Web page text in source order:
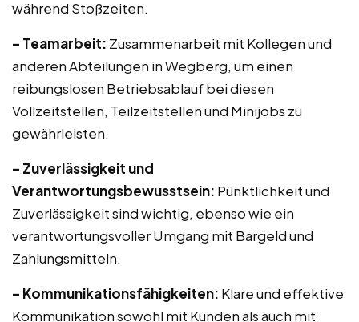
während Stoßzeiten.
– Teamarbeit: Zusammenarbeit mit Kollegen und
anderen Abteilungen in Wegberg, um einen
reibungslosen Betriebsablauf bei diesen
Vollzeitstellen, Teilzeitstellen und Minijobs zu
gewährleisten.
– Zuverlässigkeit und
Verantwortungsbewusstsein: Pünktlichkeit und
Zuverlässigkeit sind wichtig, ebenso wie ein
verantwortungsvoller Umgang mit Bargeld und
Zahlungsmitteln.
– Kommunikationsfähigkeiten: Klare und effektive
Kommunikation sowohl mit Kunden als auch mit